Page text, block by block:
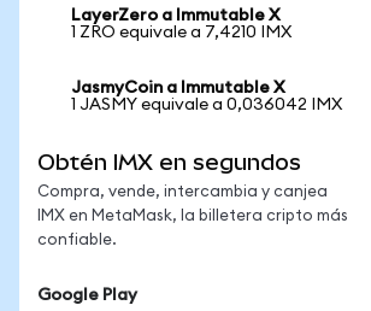
LayerZero a Immutable X
1 ZRO equivale a 7,4210 IMX
JasmyCoin a Immutable X
1 JASMY equivale a 0,036042 IMX
Obtén IMX en segundos
Compra, vende, intercambia y canjea
IMX en MetaMask, la billetera cripto más
confiable.
Google Play